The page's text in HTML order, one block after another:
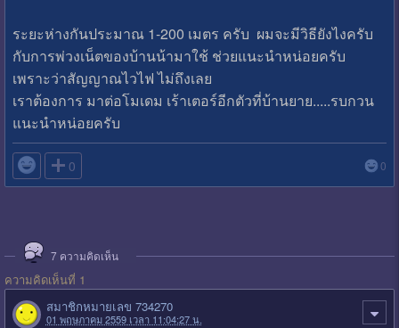
ระยะห่างกันประมาณ 1-200 เมตร ครับ ผมจะมีวิธียังไงครับ
กับการพ่วงเน็ตของบ้านน้ามาใช้ ช่วยแนะนำหน่อยครับ
เพราะว่าสัญญาณไวไฟ ไม่ถึงเลย
เราต้องการ มาต่อโมเดม เร้าเตอร์อีกตัวที่บ้านยาย.....รบกวน
แนะนำหน่อยครับ
 0 0
7 ความคิดเห็น
ความคิดเห็นที่ 1
สมาชิกหมายเลข 734270
01 พฤษภาคม 2559 เวลา 11:04:27 น.